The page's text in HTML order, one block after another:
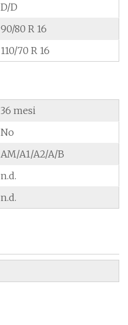
D/D
90/80 R 16
110/70 R 16
36 mesi
No
AM/A1/A2/A/B
n.d.
n.d.